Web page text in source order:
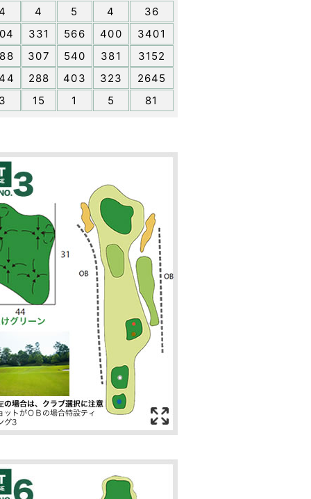
4 5 4
36
331 566 400
3401
307 540 381
3152
288 403 323
2645
3 15 1 5 81